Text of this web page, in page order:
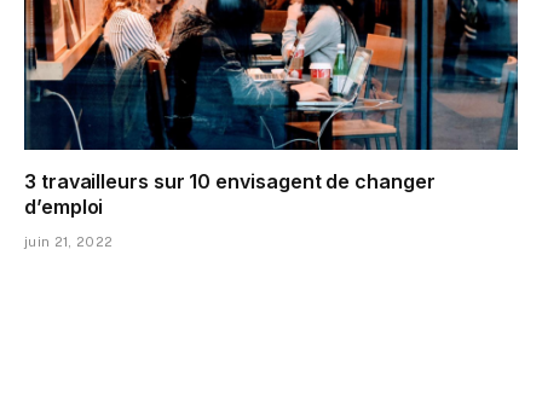
3 travailleurs sur 10 envisagent de changer
d’emploi
juin 21, 2022